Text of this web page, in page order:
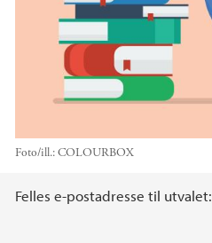
Foto/ill.:COLOURBOX
Hovedinnhold
Felles e-postadresse til utvalet: